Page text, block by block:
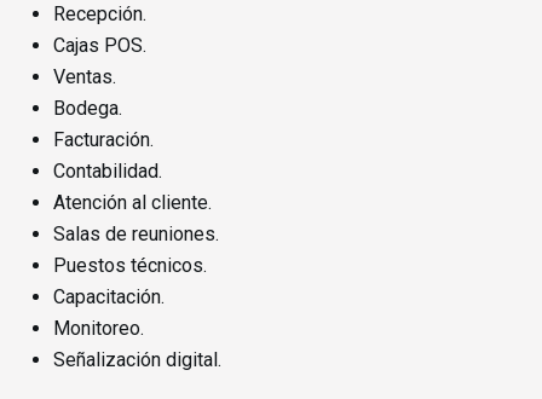
Recepción.
Cajas POS.
Ventas.
Bodega.
Facturación.
Contabilidad.
Atención al cliente.
Salas de reuniones.
Puestos técnicos.
Capacitación.
Monitoreo.
Señalización digital.